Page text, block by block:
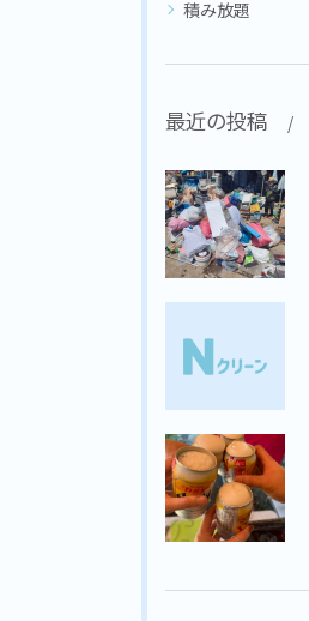
積み放題
最近の投稿